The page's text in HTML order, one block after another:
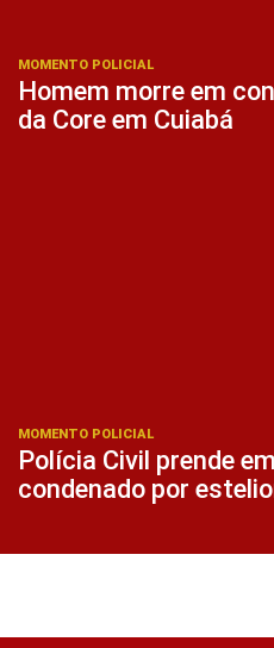
MOMENTO POLICIAL
Homem morre em
da Core em Cuiabá
MOMENTO POLICIAL
Polícia Civil prende
condenado por